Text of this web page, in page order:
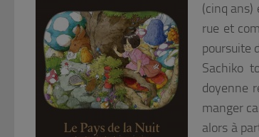
(cinq ans)
rue et
poursuite
Sachiko
doyenne
manger
alors à